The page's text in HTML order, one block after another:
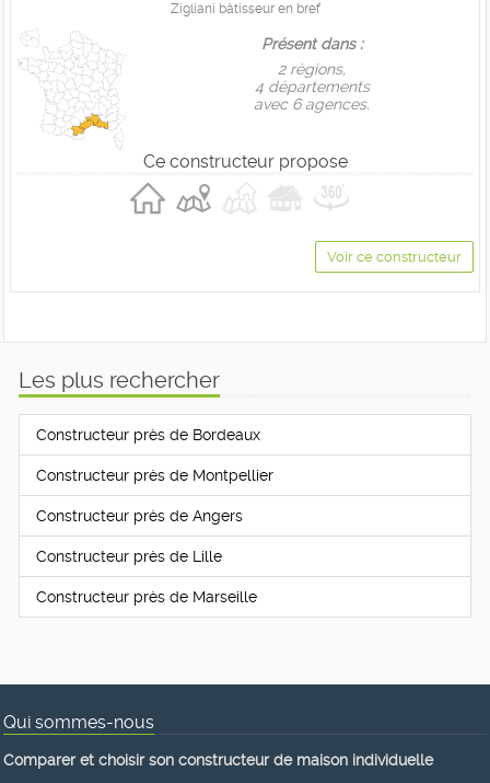
Zigliani bâtisseur en bref
Présent dans :
2 règions,
4 départements
avec 6 agences.
Ce constructeur propose
Voir ce constructeur
Les plus rechercher
Constructeur près de Bordeaux
Constructeur près de Montpellier
Constructeur près de Angers
Constructeur près de Lille
Constructeur près de Marseille
Qui sommes-nous
Comparer et choisir son constructeur de maison individuelle